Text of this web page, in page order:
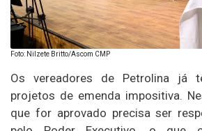
Foto: Nilzete Britto/Ascom CMP
Os vereadores de Petrolina já
projetos de emenda impositiva.
que for aprovado precisa ser